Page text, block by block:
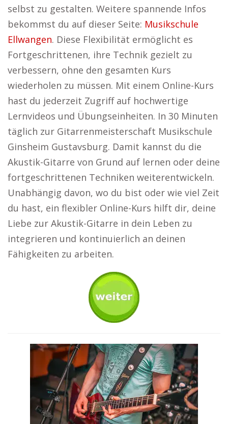
selbst zu gestalten. Weitere spannende Infos
bekommst du auf dieser Seite: Musikschule
Ellwangen. Diese Flexibilität ermöglicht es
Fortgeschrittenen, ihre Technik gezielt zu
verbessern, ohne den gesamten Kurs
wiederholen zu müssen. Mit einem Online-Kurs
hast du jederzeit Zugriff auf hochwertige
Lernvideos und Übungseinheiten. In 30 Minuten
täglich zur Gitarrenmeisterschaft Musikschule
Ginsheim Gustavsburg. Damit kannst du die
Akustik-Gitarre von Grund auf lernen oder deine
fortgeschrittenen Techniken weiterentwickeln.
Unabhängig davon, wo du bist oder wie viel Zeit
du hast, ein flexibler Online-Kurs hilft dir, deine
Liebe zur Akustik-Gitarre in dein Leben zu
integrieren und kontinuierlich an deinen
Fähigkeiten zu arbeiten.